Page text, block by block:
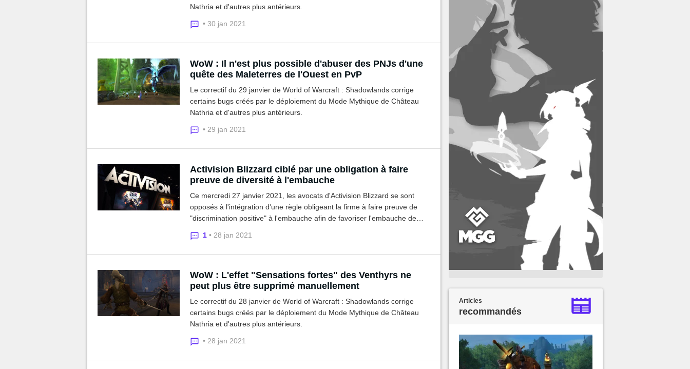
Nathria et d'autres plus antérieurs.
• 30 jan 2021
WoW : Il n'est plus possible d'abuser des PNJs d'une
quête des Maleterres de l'Ouest en PvP
Le correctif du 29 janvier de World of Warcraft : Shadowlands corrige
certains bugs créés par le déploiement du Mode Mythique de Château
Nathria et d'autres plus antérieurs.
• 29 jan 2021
Activision Blizzard ciblé par une obligation à faire
preuve de diversité à l'embauche
Ce mercredi 27 janvier 2021, les avocats d'Activision Blizzard se sont
opposés à l'intégration d'une règle obligeant la firme à faire preuve de
"discrimination positive" à l'embauche afin de favoriser l'embauche de
1 • 28 jan 2021
WoW : L'effet "Sensations fortes" des Venthyrs ne
peut plus être supprimé manuellement
Le correctif du 28 janvier de World of Warcraft : Shadowlands corrige
certains bugs créés par le déploiement du Mode Mythique de Château
Nathria et d'autres plus antérieurs.
• 28 jan 2021
Articles
recommandés